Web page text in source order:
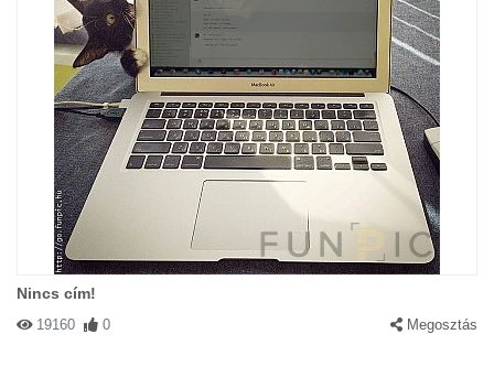
Nincs cím!
19160 0 Megosztás